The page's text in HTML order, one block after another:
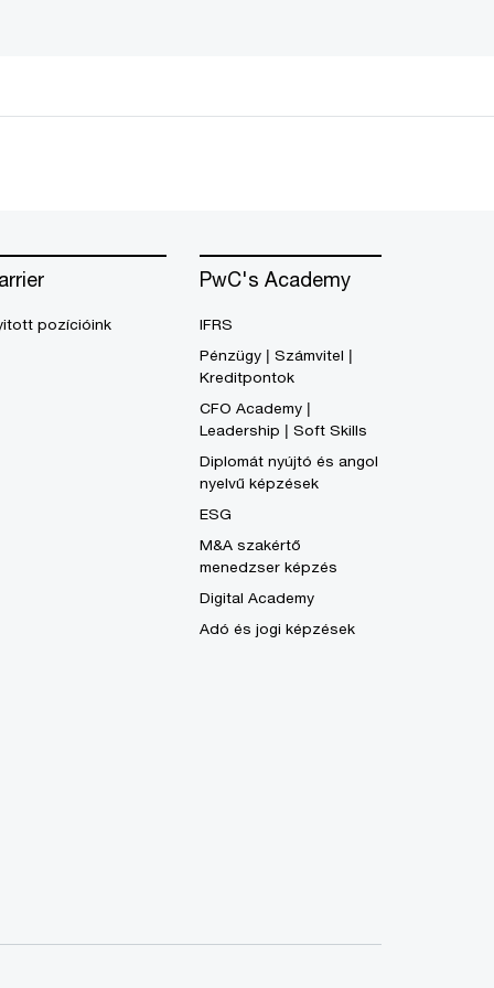
pozícióink
PwC's Academy
IFRS
Pénzügy | Számvitel |
Kreditpontok
CFO Academy |
Leadership | Soft Skills
Diplomát nyújtó és angol
nyelvű képzések
ESG
M&A szakértő
menedzser képzés
Digital Academy
Adó és jogi képzések